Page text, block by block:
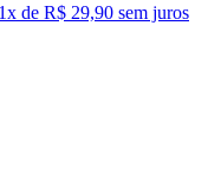
1x de R$ 29,90 sem juros